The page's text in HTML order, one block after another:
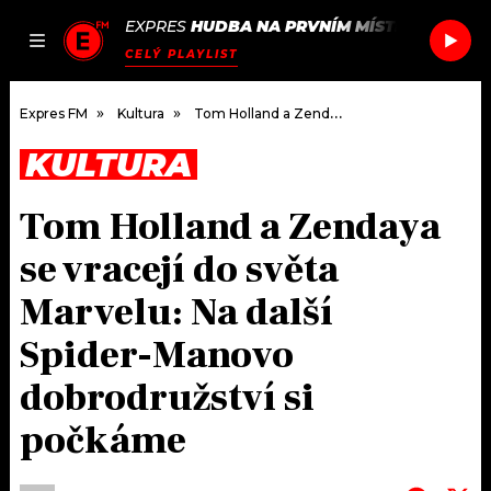
JAK
SEZNAM.CZ
EXPRES HUDBA NA PRVNÍM MÍSTĚ
CELÝ PLAYLIST
DOMŮ
ČLÁNKY
HUDBA
ROZHOVORY
#NEBUDUDOMA
PODCASTY
JAK NALADIT
RÁDIO
APLIKACE
SOUTĚŽE
Expres FM Kultura Tom Holland a Zendaya se vracejí do světa Marvelu: Na další Spider-Manovo dobrodružství si počkáme
KULTURA
Tom Holland a Zendaya
se vracejí do světa
Marvelu: Na další
Spider-Manovo
dobrodružství si
počkáme